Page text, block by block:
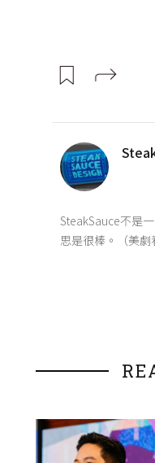
SteakSauce不是
思是很棒。（美劇